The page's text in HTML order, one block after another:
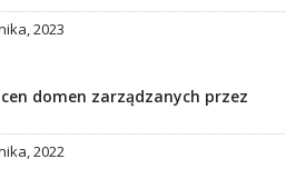
2023
domen zarządzanych przez
2022